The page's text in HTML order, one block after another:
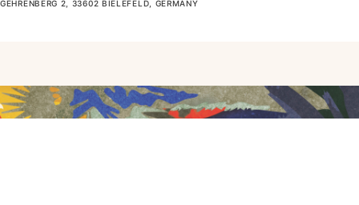
GEHRENBERG 2, 33602 BIELEFELD, GERMANY